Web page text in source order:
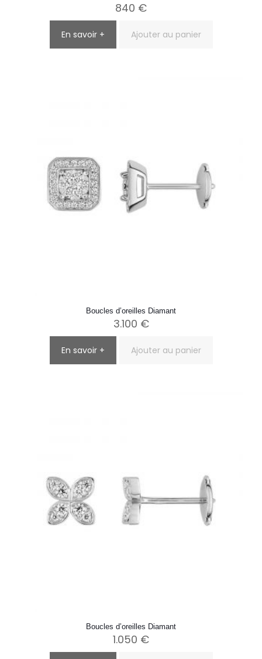
840 €
En savoir + Ajouter au panier
Boucles d’oreilles Diamant
3.100 €
En savoir + Ajouter au panier
Boucles d’oreilles Diamant
1.050 €